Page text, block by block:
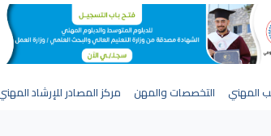
المهني التخصصات والمهن مركز المصادر للإرشاد